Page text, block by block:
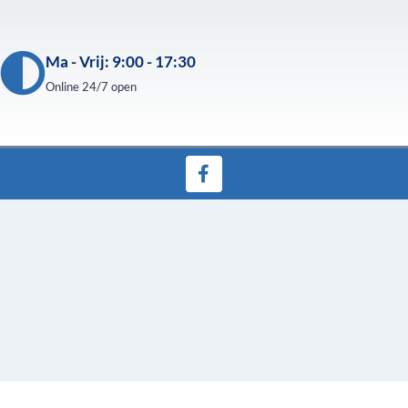
Ma - Vrij: 9:00 - 17:30
Online 24/7 open